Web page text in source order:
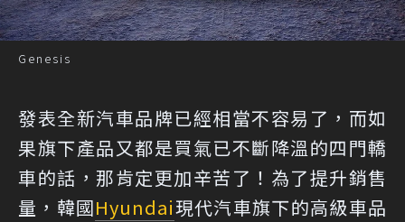
Genesis
發表全新汽車品牌已經相當不容易了，而如
果旗下產品又都是買氣已不斷降溫的四門轎
車的話，那肯定更加辛苦了！為了提升銷售
量，韓國Hyundai現代汽車旗下的高級車品